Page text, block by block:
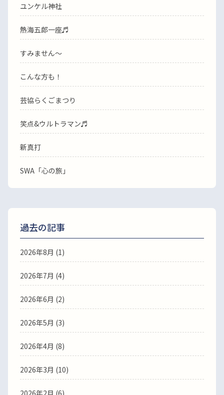
ユンケル神社
熱海五郎一座♬
すみません〜
こんな方も！
芸協らくごまつり
笑点&ウルトラマン♬
新真打
SWA「心の旅」
過去の記事
2026年8月 (1)
2026年7月 (4)
2026年6月 (2)
2026年5月 (3)
2026年4月 (8)
2026年3月 (10)
2026年2月 (6)